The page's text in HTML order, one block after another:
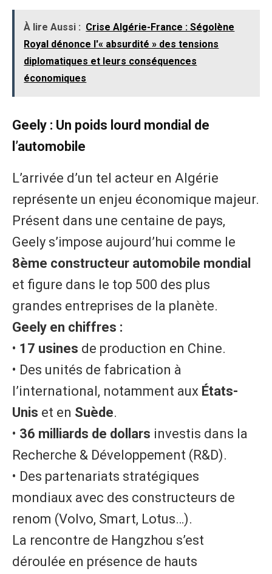
À lire Aussi : Crise Algérie-France : Ségolène
Royal dénonce l'« absurdité » des tensions
diplomatiques et leurs conséquences
économiques
​Geely : Un poids lourd mondial de
l’automobile
​L’arrivée d’un tel acteur en Algérie
représente un enjeu économique majeur.
Présent dans une centaine de pays,
Geely s’impose aujourd’hui comme le
8ème constructeur automobile mondial
et figure dans le top 500 des plus
grandes entreprises de la planète.
​Geely en chiffres :
• ​ 17 usines de production en Chine.
• ​Des unités de fabrication à
l’international, notamment aux États-
Unis et en Suède.
• ​ 36 milliards de dollars investis dans la
Recherche & Développement (R&D).
• ​Des partenariats stratégiques
mondiaux avec des constructeurs de
renom (Volvo, Smart, Lotus…).
​La rencontre de Hangzhou s’est
déroulée en présence de hauts